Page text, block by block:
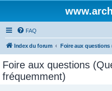
FAQ
Index du forum Foire aux questions
Foire aux questions
fréquemment)